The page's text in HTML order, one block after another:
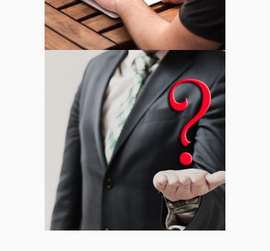
Soporte Usuarios Externos